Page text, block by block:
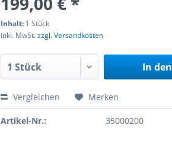
Inhalt: 1 Stück
inkl. MwSt.zzgl. Versandkosten
In den
Vergleichen Merken
Artikel-Nr.: 35000200